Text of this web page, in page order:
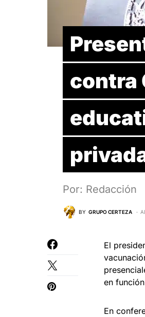
contra
Por: Redacción
BY GRUPO CERTEZA
El
en
En